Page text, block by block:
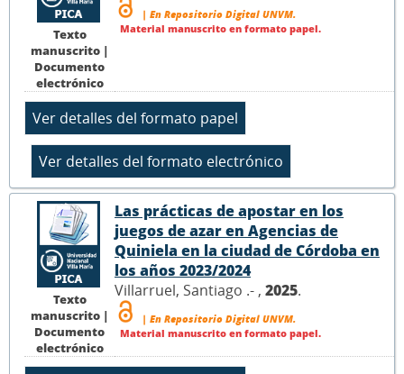
Texto
manuscrito |
Documento
electrónico
| En Repositorio Digital UNVM.
Material manuscrito en formato papel.
Texto
manuscrito |
Documento
electrónico
Las prácticas de apostar en los
juegos de azar en Agencias de
Quiniela en la ciudad de Córdoba en
los años 2023/2024
Villarruel, Santiago .- , 2025.
| En Repositorio Digital UNVM.
Material manuscrito en formato papel.